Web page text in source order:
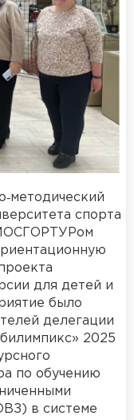
спорта
для детей и
было
делегации
2025
по обучению
в системе